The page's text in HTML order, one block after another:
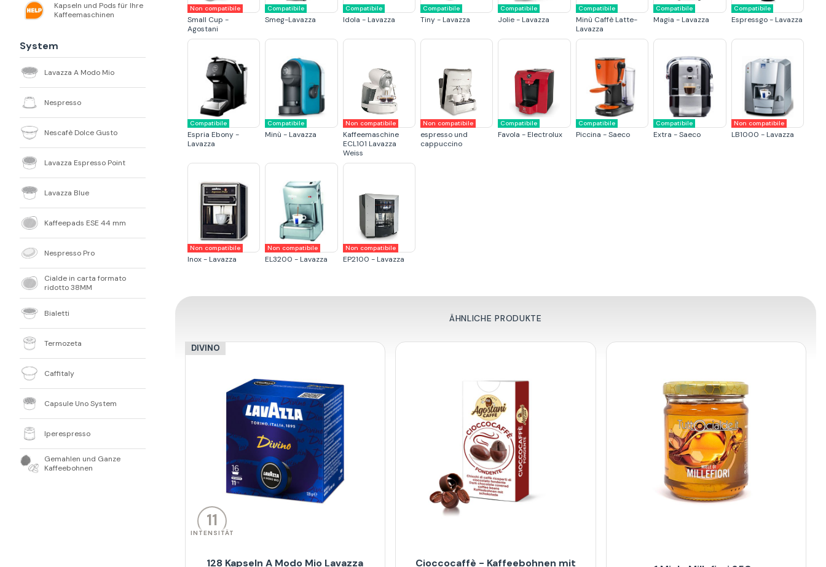
Kapseln und Pods für Ihre
Kaffeemaschinen
System
Lavazza A Modo Mio
Nespresso
Nescafè Dolce Gusto
Lavazza Espresso Point
Lavazza Blue
Kaffeepads ESE 44 mm
Nespresso Pro
Cialde in carta formato
ridotto 38MM
Bialetti
Termozeta
Caffitaly
Capsule Uno System
Iperespresso
Gemahlen und Ganze
Kaffeebohnen
Non compatibile
Small Cup -
Agostani
Compatibile
Smeg-Lavazza
Compatibile
Idola - Lavazza
Compatibile
Tiny - Lavazza
Compatibile
Jolie - Lavazza
Compatibile
Minù Caffè Latte-
Lavazza
Compatibile
Magia - Lavazza
Compatibile
Espressgo - Lavazza
Compatibile
Espria Ebony -
Lavazza
Compatibile
Minù - Lavazza
Non compatibile
Kaffeemaschine
ECL101 Lavazza
Weiss
Non compatibile
espresso und
cappuccino
Compatibile
Favola - Electrolux
Compatibile
Piccina - Saeco
Compatibile
Extra - Saeco
Non compatibile
LB1000 - Lavazza
Non compatibile
Inox - Lavazza
Non compatibile
EL3200 - Lavazza
Non compatibile
EP2100 - Lavazza
ÄHNLICHE PRODUKTE
DIVINO
11
INTENSITÄT
128 Kapseln A Modo Mio Lavazza
Cioccocaffè - Kaffeebohnen mit